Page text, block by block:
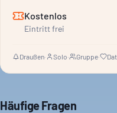
Kostenlos
Eintritt frei
Draußen· Solo· Gruppe·
Häufige Fragen